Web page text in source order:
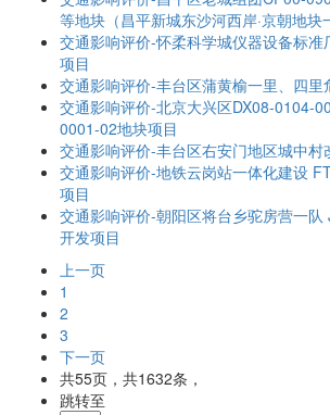
等地块（昌平新城东沙河西岸·京朝地块
交通影响评价-怀柔科学城仪器设备标准
项目
交通影响评价-丰台区蒲黄榆一里、四里
交通影响评价-北京大兴区DX08-0104-
0001-02地块项目
交通影响评价-丰台区右安门地区城中村
交通影响评价-地铁云岗站一体化建设
项目
交通影响评价-朝阳区将台乡驼房营一队
开发项目
上一页
1
2
3
下一页
共55页，共1632条，
跳转至